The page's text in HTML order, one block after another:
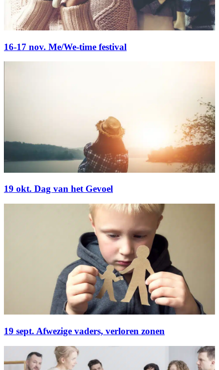
16-17 nov. Me/We-time festival
19 okt. Dag van het Gevoel
19 sept. Afwezige vaders, verloren zonen